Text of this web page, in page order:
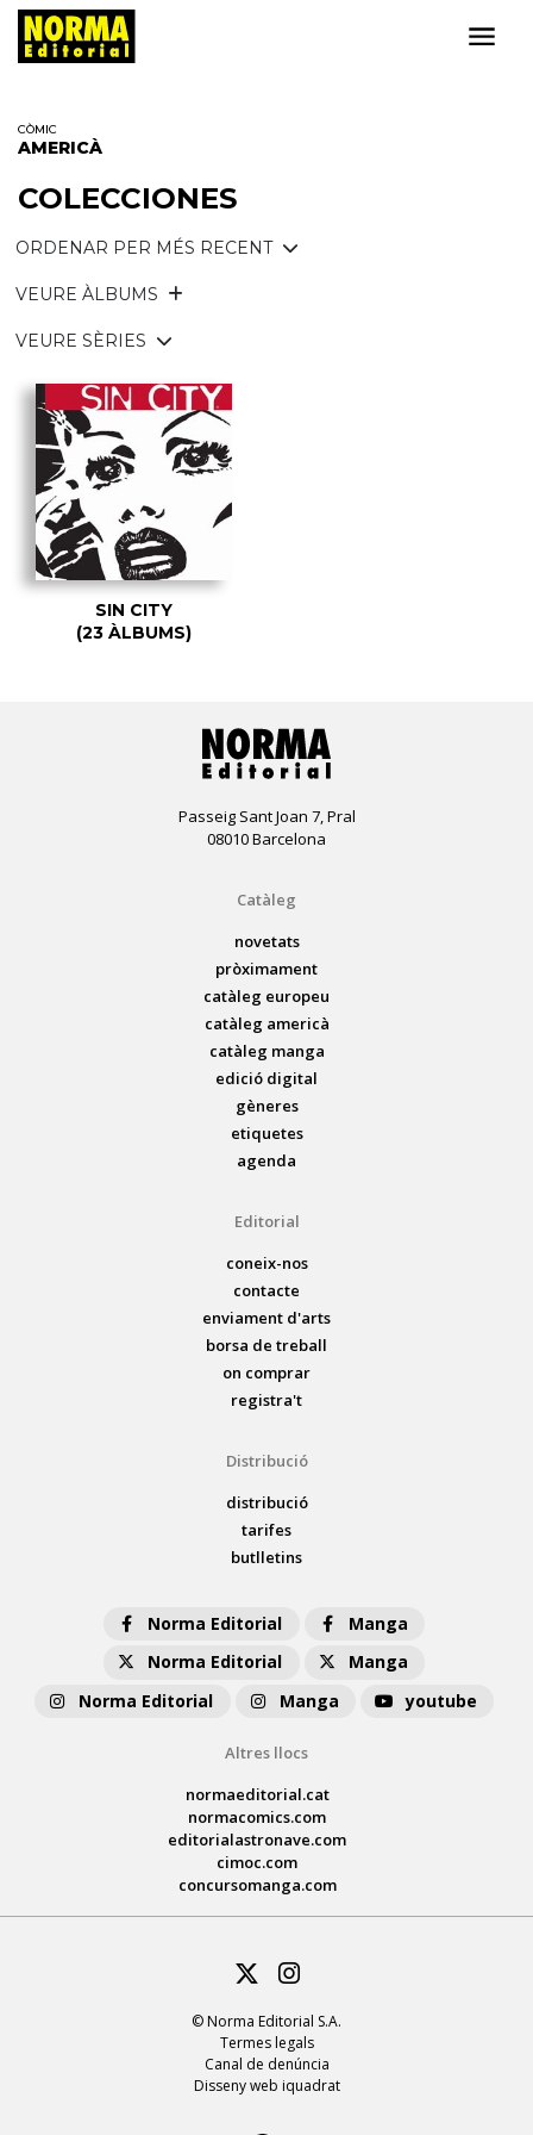
CÒMIC
AMERICÀ
COLECCIONES
ORDENAR PER MÉS RECENT
VEURE ÀLBUMS
VEURE SÈRIES
SIN CITY
(23 ÀLBUMS)
Passeig Sant Joan 7, Pral
08010 Barcelona
Catàleg
novetats
pròximament
catàleg europeu
catàleg americà
catàleg manga
edició digital
gèneres
etiquetes
agenda
Editorial
coneix-nos
contacte
enviament d'arts
borsa de treball
on comprar
registra't
Distribució
distribució
tarifes
butlletins
Norma Editorial
Manga
Norma Editorial
Manga
Norma Editorial
Manga youtube
Altres llocs
normaeditorial.cat
normacomics.com
editorialastronave.com
cimoc.com
concursomanga.com
© Norma Editorial S.A.
Termes legals
Canal de denúncia
Disseny web iquadrat
Twitter
Instagram